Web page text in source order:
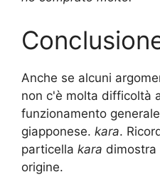
Anche se alcuni
non c'è molta difficoltà
funzionamento
giapponese. kara.
particella kara dimostra
origine.